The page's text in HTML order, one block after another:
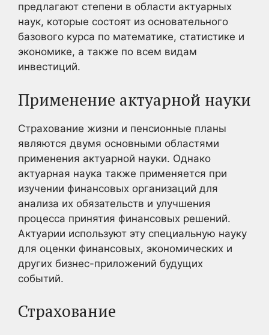
предлагают степени в области актуарных
наук, которые состоят из основательного
базового курса по математике, статистике и
экономике, а также по всем видам
инвестиций.
Применение актуарной науки
Страхование жизни и пенсионные планы
являются двумя основными областями
применения актуарной науки. Однако
актуарная наука также применяется при
изучении финансовых организаций для
анализа их обязательств и улучшения
процесса принятия финансовых решений.
Актуарии используют эту специальную науку
для оценки финансовых, экономических и
других бизнес-приложений будущих
событий.
Страхование